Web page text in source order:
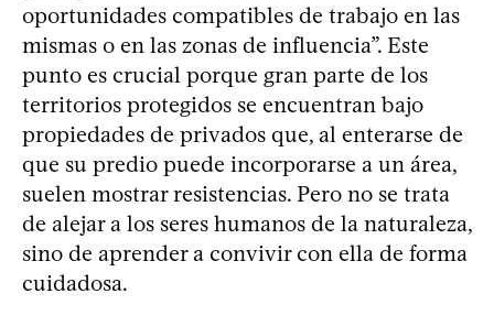
oportunidades compatibles de trabajo en las
mismas o en las zonas de influencia”. Este
punto es crucial porque gran parte de los
territorios protegidos se encuentran bajo
propiedades de privados que, al enterarse de
que su predio puede incorporarse a un área,
suelen mostrar resistencias. Pero no se trata
de alejar a los seres humanos de la naturaleza,
sino de aprender a convivir con ella de forma
cuidadosa.